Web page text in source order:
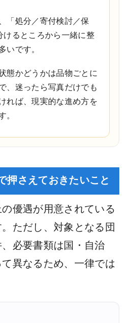
「処分／寄付検討／保
けるところから一緒に整
いです。
態かどうかは品物ごとに
、迷ったら写真だけでも
れば、現実的な進め方を
。
押さえておきたいこと
優遇が用意されている
ただし、対象となる団
必要書類は国・自治
異なるため、一律では